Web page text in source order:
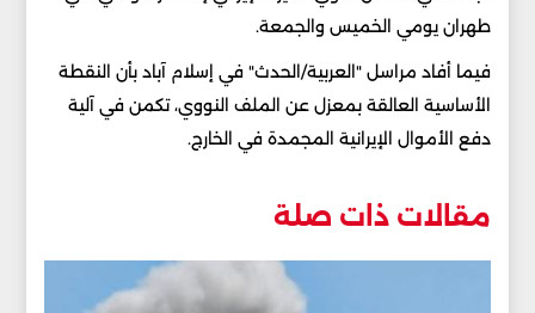
طهران يومي الخميس والجمعة.
فيما أفاد مراسل "العربية/الحدث" في إسلام آباد بأن النقطة
الأساسية العالقة بمعزل عن الملف النووي، تكمن في آلية
دفع الأموال الإيرانية المجمدة في الخارج.
مقالات ذات صلة